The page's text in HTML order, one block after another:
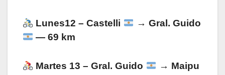
Lunes12 – Castelli
→ Gral. Guido
— 69 km
Martes 13 – Gral. Guido
→ Maipu